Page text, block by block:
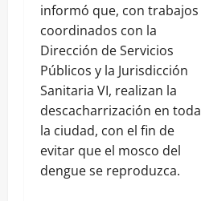
informó que, con trabajos
coordinados con la
Dirección de Servicios
Públicos y la Jurisdicción
Sanitaria VI, realizan la
descacharrización en toda
la ciudad, con el fin de
evitar que el mosco del
dengue se reproduzca.